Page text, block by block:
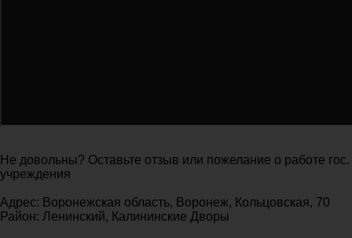
Не довольны? Оставьте отзыв или пожелание о работе гос.
учреждения
Адрес: Воронежская область, Воронеж, Кольцовская, 70
Район: Ленинский, Калининские Дворы